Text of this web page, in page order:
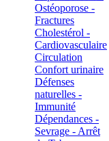
Ostéoporose -
Fractures
Cholestérol -
Cardiovasculaire
Circulation
Confort urinaire
Défenses
naturelles -
Immunité
Dépendances -
Sevrage - Arrêt